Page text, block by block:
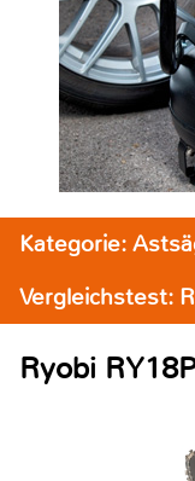
Kategorie:
Vergleichstest:
Ryobi